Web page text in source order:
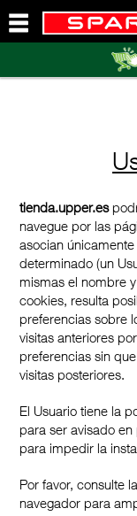
SOMOS
tienda.upper.es
navegue por las
asocian
determinado (un
mismas el nombre
cookies, resulta
preferencias sobre
visitas anteriores
preferencias sin
visitas posteriores.
El Usuario tiene la
para ser avisado
para impedir la
Por favor, consulte
navegador para